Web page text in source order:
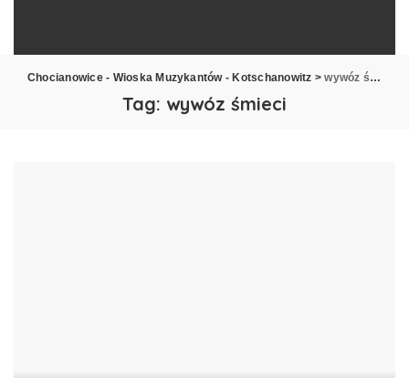
Chocianowice - Wioska Muzykantów - Kotschanowitz >wywóz śmieci
Tag: wywóz śmieci